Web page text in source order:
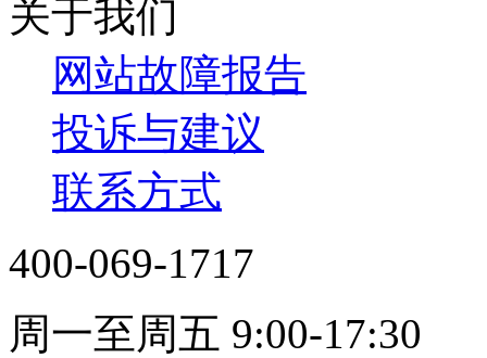
关于我们
网站故障报告
投诉与建议
联系方式
400-069-1717
周一至周五 9:00-17:30